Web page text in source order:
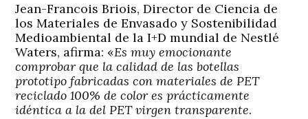
Jean-Francois Briois, Director de Ciencia de
los Materiales de Envasado y Sostenibilidad
Medioambiental de la I+D mundial de Nestlé
Waters, afirma: «Es muy emocionante
comprobar que la calidad de las botellas
prototipo fabricadas con materiales de PET
reciclado 100% de color es prácticamente
idéntica a la del PET virgen transparente.